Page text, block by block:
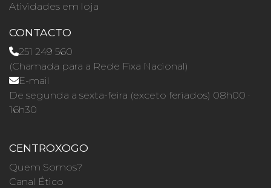
Atividades em loja
CONTACTO
251 249 560
(Chamada para a Rede Fixa Nacional)
E-mail
De segunda a sexta-feira (exceto feriados) 08h00 ·
16h30
CENTROXOGO
Quem Somos?
Canal Ético